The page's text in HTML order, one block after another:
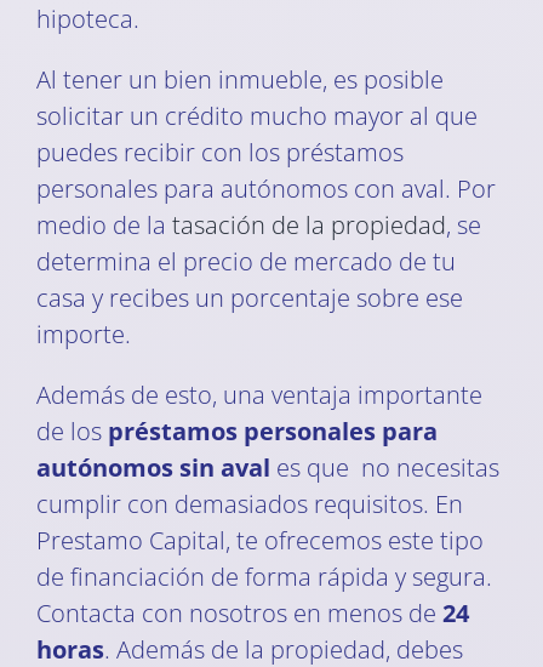
hipoteca.
Al tener un bien inmueble, es posible
solicitar un crédito mucho mayor al que
puedes recibir con los préstamos
personales para autónomos con aval. Por
medio de la tasación de la propiedad, se
determina el precio de mercado de tu
casa y recibes un porcentaje sobre ese
importe.
Además de esto, una ventaja importante
de los préstamos personales para
autónomos sin aval es que no necesitas
cumplir con demasiados requisitos. En
Prestamo Capital, te ofrecemos este tipo
de financiación de forma rápida y segura.
Contacta con nosotros en menos de 24
horas. Además de la propiedad, debes